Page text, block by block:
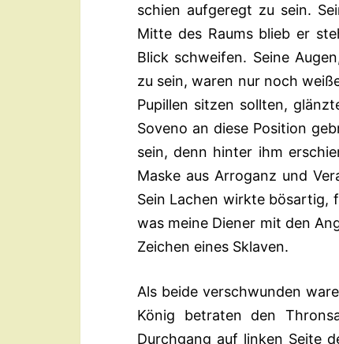
schien aufgeregt zu sein.
Mitte des Raums blieb er
Blick schweifen. Seine
zu sein, waren nur noch
Pupillen sitzen sollten,
Soveno an diese Position
sein, denn hinter ihm
Maske aus Arroganz und
Sein Lachen wirkte bösartig,
was meine Diener mit den
Zeichen eines Sklaven.
Als beide verschwunden
König betraten den
Durchgang auf linken Seite